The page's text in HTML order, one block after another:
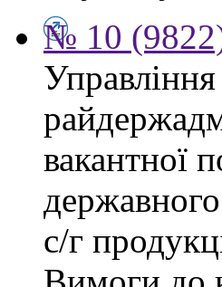
№ 10
вакантної
с/г